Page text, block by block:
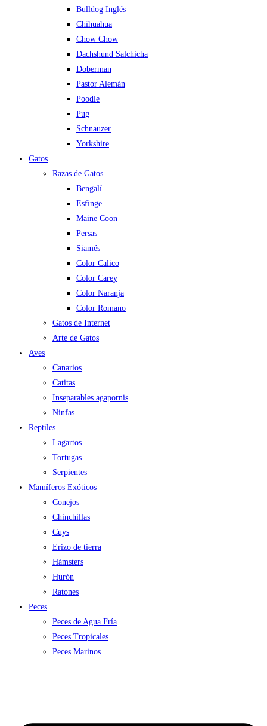
Bulldog Inglés
Chihuahua
Chow Chow
Dachshund Salchicha
Doberman
Pastor Alemán
Poodle
Pug
Schnauzer
Yorkshire
Gatos
Razas de Gatos
Bengalí
Esfinge
Maine Coon
Persas
Siamés
Color Calico
Color Carey
Color Naranja
Color Romano
Gatos de Internet
Arte de Gatos
Aves
Canarios
Catitas
Inseparables agapornis
Ninfas
Reptiles
Lagartos
Tortugas
Serpientes
Mamíferos Exóticos
Conejos
Chinchillas
Cuys
Erizo de tierra
Hámsters
Hurón
Ratones
Peces
Peces de Agua Fría
Peces Tropicales
Peces Marinos